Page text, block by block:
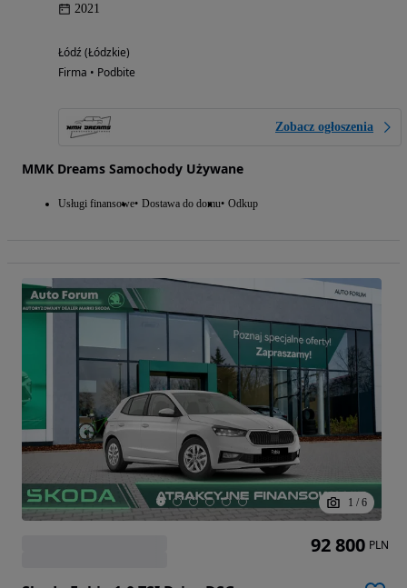
2021
Łódź (Łódzkie)
Firma • Podbite
Zobacz ogłoszenia
MMK Dreams Samochody Używane
Usługi finansowe Dostawa do domu Odkup
1 / 6
92 800 PLN